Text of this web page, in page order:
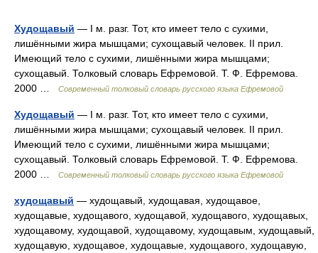
Худощавый — I м. разг. Тот, кто имеет тело с сухими,
лишёнными жира мышцами; сухощавый человек. II прил.
Имеющий тело с сухими, лишёнными жира мышцами;
сухощавый. Толковый словарь Ефремовой. Т. Ф. Ефремова.
2000 …
Современный толковый словарь русского языка Ефремовой
Худощавый — I м. разг. Тот, кто имеет тело с сухими,
лишёнными жира мышцами; сухощавый человек. II прил.
Имеющий тело с сухими, лишёнными жира мышцами;
сухощавый. Толковый словарь Ефремовой. Т. Ф. Ефремова.
2000 …
Современный толковый словарь русского языка Ефремовой
худощавый — худощавый, худощавая, худощавое,
худощавые, худощавого, худощавой, худощавого, худощавых,
худощавому, худощавой, худощавому, худощавым, худощавый,
худощавую, худощавое, худощавые, худощавого, худощавую,